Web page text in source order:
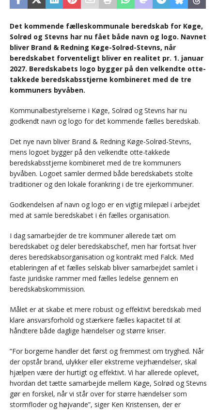
Det kommende fælleskommunale beredskab for Køge,
Solrød og Stevns har nu fået både navn og logo. Navnet
bliver Brand & Redning Køge-Solrød-Stevns, når
beredskabet forventeligt bliver en realitet pr. 1. januar
2027. Beredskabets logo bygger på den velkendte otte-
takkede beredskabsstjerne kombineret med de tre
kommuners byvåben.
Kommunalbestyrelserne i Køge, Solrød og Stevns har nu
godkendt navn og logo for det kommende fælles beredskab.
Det nye navn bliver Brand & Redning Køge-Solrød-Stevns,
mens logoet bygger på den velkendte otte-takkede
beredskabsstjerne kombineret med de tre kommuners
byvåben. Logoet samler dermed både beredskabets stolte
traditioner og den lokale forankring i de tre ejerkommuner.
Godkendelsen af navn og logo er en vigtig milepæl i arbejdet
med at samle beredskabet i én fælles organisation.
I dag samarbejder de tre kommuner allerede tæt om
beredskabet og deler beredskabschef, men har fortsat hver
deres beredskabsorganisation og kontrakt med Falck. Med
etableringen af et fælles selskab bliver samarbejdet samlet i
faste juridiske rammer med fælles ledelse gennem en
beredskabskommission.
Målet er at skabe et mere robust og effektivt beredskab med
klare ansvarsforhold og stærkere fælles kapacitet til at
håndtere både daglige hændelser og større kriser.
”For borgerne handler det først og fremmest om tryghed. Når
der opstår brand, ulykker eller ekstreme vejrhændelser, skal
hjælpen være der hurtigt og effektivt. Vi har allerede oplevet,
hvordan det tætte samarbejde mellem Køge, Solrød og Stevns
gør en forskel, når vi står over for større hændelser som
stormfloder og højvande”, siger Ken Kristensen, der er